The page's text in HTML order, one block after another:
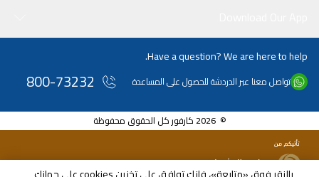
Have a question? We are here to help.
تواصل معنا عبر الدردشة للحصول على المساعدة 800-73232
© 2026 كارفور كل الحقوق محفوظة